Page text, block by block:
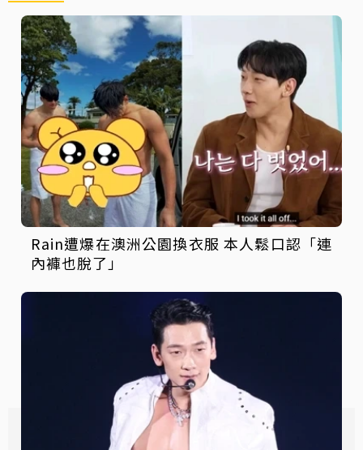
Rain遭爆在澳洲公園換衣服 本人鬆口認「連
內褲也脫了」